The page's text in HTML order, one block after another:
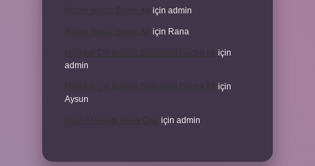
için admin
için Rana
için
admin
Medikal Cilt Bakımı Sivilceleri Geçirir Mi
için
Aysun
için admin